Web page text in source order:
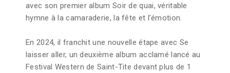
avec son premier album Soir de quai, véritable
hymne à la camaraderie, la fête et l’émotion.
En 2024, il franchit une nouvelle étape avec Se
laisser aller, un deuxième album acclamé lancé au
Festival Western de Saint-Tite devant plus de 1